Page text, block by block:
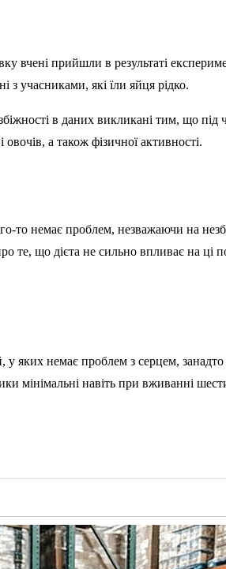
вчені прийшли в результаті
учасниками, які їли яйця рідко.
в даних викликані тим, що під
а також фізичної активності.
то немає проблем, незважаючи на
те, що дієта не сильно впливає на ці
немає проблем з серцем, занадто
мінімальні навіть при вживанні